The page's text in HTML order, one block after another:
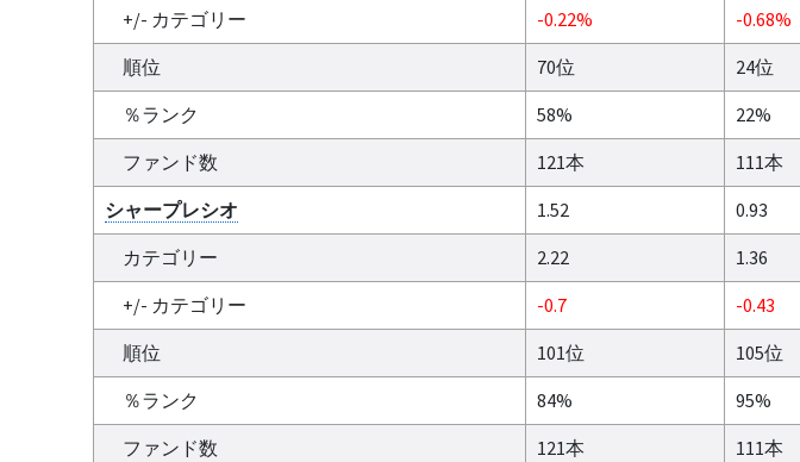
+/- カテゴリー
-0.22% -0.68%
順位
70位 24位
％ランク
58% 22%
ファンド数
121本 111本
シャープレシオ
1.52 0.93
カテゴリー
2.22 1.36
+/- カテゴリー
-0.7 -0.43
順位
101位 105位
％ランク
84% 95%
ファンド数
121本 111本